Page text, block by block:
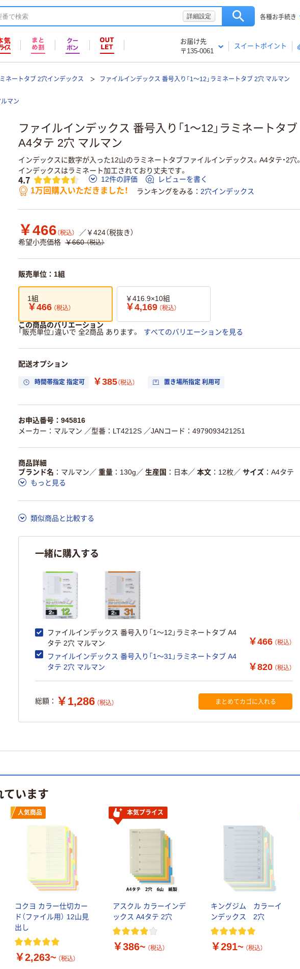
詳細設定 各種お手続き
お届け先
〒135-0061
スイートポイント
ネートタブ 2穴インデックス ファイルインデックス 番号入り「1～12」ラミネートタブ 2穴 マルマン
ルマン
ファイルインデックス 番号入り「1～12」ラミネートタブ
A4タテ 2穴 マルマン
インデックスに数字が入った12山のラミネートタブファイルインデックス。A4タテ・2穴。
インデックスはラミネート加工されており丈夫です。
4.7 12件の評価 レビューを書く
1万回購入いただきました！ ランキングをみる 2穴インデックス
￥466 （税込）
／￥424（税抜き）
希望小売価格 ￥660 （税込）
販売単位：1組
1組
￥466 （税込）
￥416.9×10組
￥4,169 （税込）
この商品のバリエーション
「販売単位」違いで 全2商品 あります。
すべてのバリエーションを見る
配送オプション
時間帯指定 指定可 ￥385（税込） 置き場所指定 利用可
お申込番号：945816
メーカー：マルマン ／型番：LT4212S ／JANコード：4979093421251
商品詳細
ブランド名
マルマン ／ 重量 130g ／ 生産国 日本／ 本文 12枚／ サイズ
A4タテ
もっと見る
類似商品と比較する
一緒に購入する
ファイルインデックス 番号入り「1～12」ラミネートタブ A4
タテ 2穴 マルマン
￥466 （税込）
ファイルインデックス 番号入り「1～31」ラミネートタブ A4
タテ 2穴 マルマン
￥820 （税込）
総額： ￥1,286 （税込） まとめてカゴに入れる
ています
人気商品
コクヨ カラー仕切カー
ド（ファイル用） 12山見
出し
￥2,263~ （税込）
本気プライス
アスクル カラーインデ
ックス A4タテ 2穴
￥386~ （税込）
キングジム カラーイ
ンデックス 2穴
￥291~ （税込）